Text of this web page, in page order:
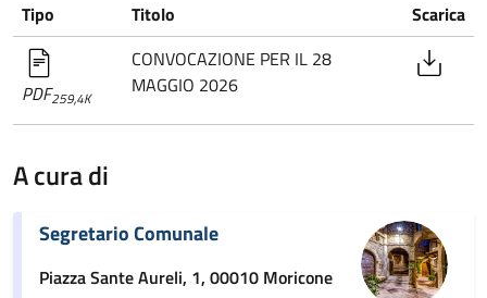
Tipo Titolo Scarica
PDF259,4K
CONVOCAZIONE PER IL 28
MAGGIO 2026
A cura di
Segretario Comunale
Piazza Sante Aureli, 1, 00010 Moricone